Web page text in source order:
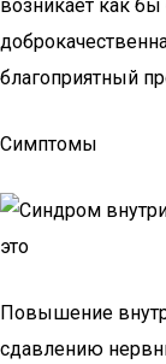
возникает как
благоприятный
Симптомы
Повышение
сдавлению